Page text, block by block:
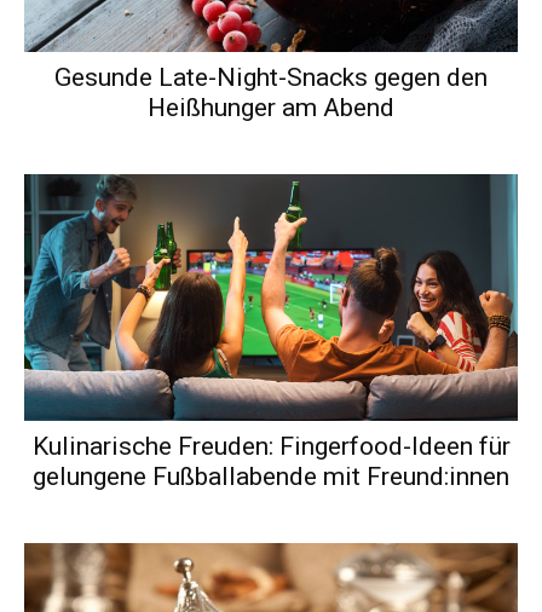
Gesunde Late-Night-Snacks gegen den
Heißhunger am Abend
Kulinarische Freuden: Fingerfood-Ideen für
gelungene Fußballabende mit Freund:innen